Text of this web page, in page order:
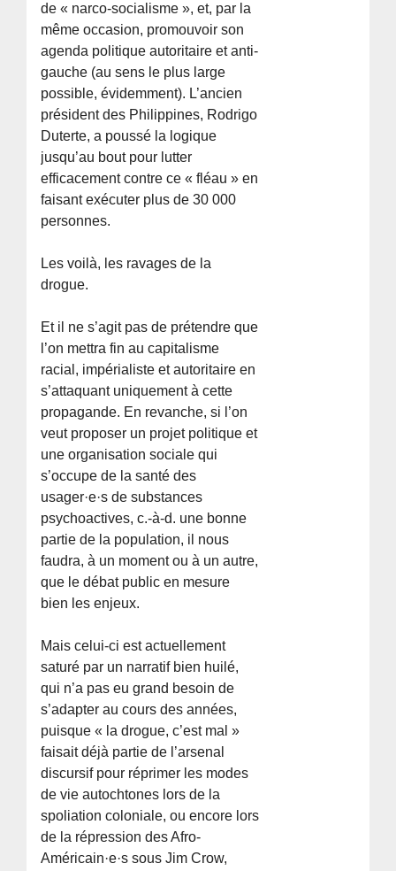
de « narco-socialisme », et, par la
même occasion, promouvoir son
agenda politique autoritaire et anti-
gauche (au sens le plus large
possible, évidemment). L’ancien
président des Philippines, Rodrigo
Duterte, a poussé la logique
jusqu’au bout pour lutter
efficacement contre ce « fléau » en
faisant exécuter plus de 30 000
personnes.
Les voilà, les ravages de la
drogue.
Et il ne s’agit pas de prétendre que
l’on mettra fin au capitalisme
racial, impérialiste et autoritaire en
s’attaquant uniquement à cette
propagande. En revanche, si l’on
veut proposer un projet politique et
une organisation sociale qui
s’occupe de la santé des
usager·e·s de substances
psychoactives, c.-à-d. une bonne
partie de la population, il nous
faudra, à un moment ou à un autre,
que le débat public en mesure
bien les enjeux.
Mais celui-ci est actuellement
saturé par un narratif bien huilé,
qui n’a pas eu grand besoin de
s’adapter au cours des années,
puisque « la drogue, c’est mal »
faisait déjà partie de l’arsenal
discursif pour réprimer les modes
de vie autochtones lors de la
spoliation coloniale, ou encore lors
de la répression des Afro-
Américain·e·s sous Jim Crow,